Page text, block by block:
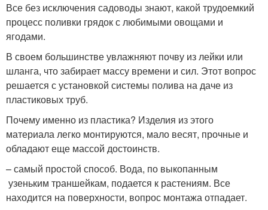
Все без исключения садоводы знают, какой трудоемкий
процесс поливки грядок с любимыми овощами и
ягодами.
В своем большинстве увлажняют почву из лейки или
шланга, что забирает массу времени и сил. Этот вопрос
решается с установкой системы полива на даче из
пластиковых труб.
Почему именно из пластика? Изделия из этого
материала легко монтируются, мало весят, прочные и
обладают еще массой достоинств.
– самый простой способ. Вода, по выкопанным
узеньким траншейкам, подается к растениям. Все
находится на поверхности, вопрос монтажа отпадает.